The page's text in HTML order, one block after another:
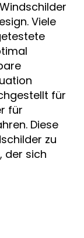
Viele
für
für
Diese
zu
der sich